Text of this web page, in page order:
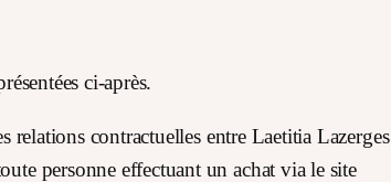
ci-après.
relations contractuelles entre Laetitia Lazerges
personne effectuant un achat via le site